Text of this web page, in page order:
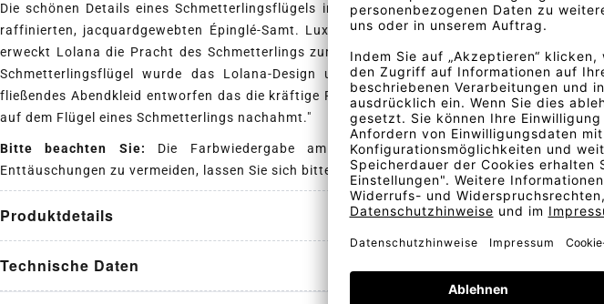
Die schönen Details eines Schmetterlingsflügels im Art-Deco-Stil, eingefangen durch einen
raffinierten, jacquardgewebten Épinglé-Samt. Luxuriös in der Textur und reich an Farben,
erweckt Lolana die Pracht des Schmetterlings zum Leben. Verzaubert vom Schwingen der
Schmetterlingsflügel wurde das Lolana-Design ursprünglich von Temperley London als
fließendes Abendkleid entworfen das die kräftige Farbe und die einzigartigen Markierungen
auf dem Flügel eines Schmetterlings nachahmt."
Bitte beachten Sie:
Die Farbwiedergabe am Bildschirm ist nie ganz exakt. Um
Enttäuschungen zu vermeiden, lassen Sie sich bitte vorab ein Stoffmuster zukommen.
Produktdetails
Technische Daten